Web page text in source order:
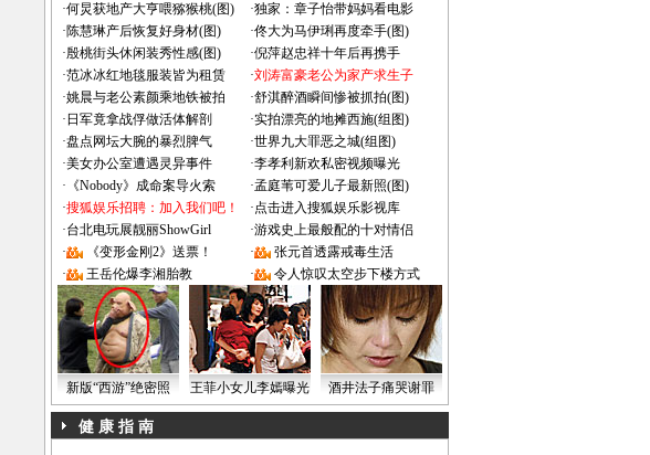
·何炅获地产大亨喂猕猴桃(图) ·独家：章子怡带妈妈看电影
·陈慧琳产后恢复好身材(图) ·佟大为马伊琍再度牵手(图)
·殷桃街头休闲装秀性感(图) ·倪萍赵忠祥十年后再携手
·范冰冰红地毯服装皆为租赁 ·刘涛富豪老公为家产求生子
·姚晨与老公素颜乘地铁被拍 ·舒淇醉酒瞬间惨被抓拍(图)
· 日军竟拿战俘做活体解剖 ·实拍漂亮的地摊西施(组图)
·盘点网坛大腕的暴烈脾气 ·世界九大罪恶之城(组图)
·美女办公室遭遇灵异事件 ·李孝利新欢私密视频曝光
· 《Nobody》成命案导火索 ·孟庭苇可爱儿子最新照(图)
·搜狐娱乐招聘：加入我们吧！ ·点击进入搜狐娱乐影视库
·台北电玩展靓丽ShowGirl ·游戏史上最般配的十对情侣
·
《变形金刚2》送票！ ·
张元首透露戒毒生活
·
王岳伦爆李湘胎教 · 令人惊叹太空步下楼方式
新版“西游”绝密照 王菲小女儿李嫣曝光 酒井法子痛哭谢罪
健 康 指 南